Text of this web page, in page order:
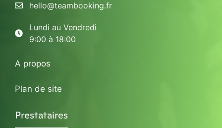
hello@teambooking.fr
Lundi au Vendredi
9:00 à 18:00
A propos
Plan de site
Prestataires